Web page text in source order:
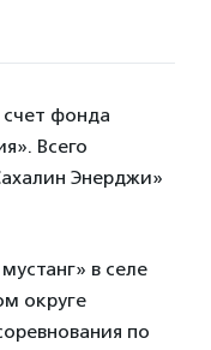
фонда
Всего
Энерджи»
в селе
округе
по